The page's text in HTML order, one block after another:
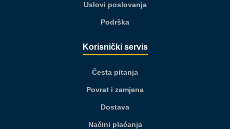
Uslovi poslovanja
Podrška
Korisnički servis
Česta pitanja
Povrat i zamjena
Dostava
Načini plaćanja